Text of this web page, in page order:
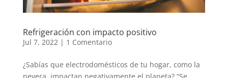
Refrigeración con impacto positivo
Jul 7, 2022| 1 Comentario
¿Sabías que electrodomésticos de tu hogar, como la